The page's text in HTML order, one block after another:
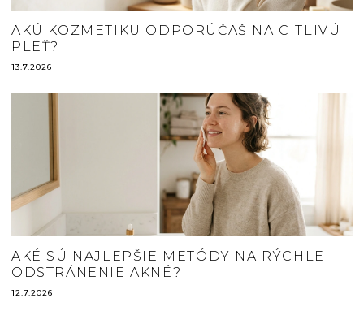
AKÚ KOZMETIKU ODPORÚČAŠ NA CITLIVÚ
PLEŤ?
13.7.2026
AKÉ SÚ NAJLEPŠIE METÓDY NA RÝCHLE
ODSTRÁNENIE AKNÉ?
12.7.2026